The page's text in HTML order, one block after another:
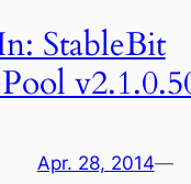
StableBit
Apr. 28, 2014—